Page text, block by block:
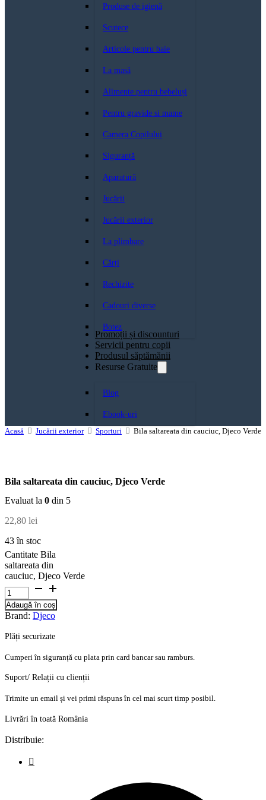
Produse de igienă
Scutece
Articole pentru baie
La masă
Alimente pentru bebeluși
Pentru gravide si mame
Camera Copilului
Siguranță
Aparatură
Jucării
Jucării exterior
La plimbare
Cărți
Rechizite
Cadouri diverse
Botez
Promoții și discounturi
Servicii pentru copii
Produsul săptămănii
Resurse Gratuite
Blog
Ebook-uri
Acasă
Jucării exterior Sporturi Bila saltareata din cauciuc, Djeco Verde
Bila saltareata din cauciuc, Djeco Verde
Evaluat la 0 din 5
22,80 lei
43 în stoc
Cantitate Bila
saltareata din
cauciuc, Djeco Verde
Adaugă în coș
Brand: Djeco
Plăți securizate
Cumperi în siguranță cu plata prin card bancar sau ramburs.
Suport/ Relații cu clienții
Trimite un email și vei primi răspuns în cel mai scurt timp posibil.
Livrări în toată România
Distribuie: